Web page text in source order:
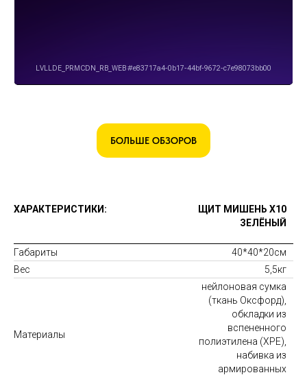
БОЛЬШЕ ОБЗОРОВ
ХАРАКТЕРИСТИКИ:
ЩИТ МИШЕНЬ X10
ЗЕЛЁНЫЙ
Габариты
40*40*20см
Вес
5,5кг
Материалы
нейлоновая сумка
(ткань Оксфорд),
обкладки из
вспененного
полиэтилена (XPE),
набивка из
армированных